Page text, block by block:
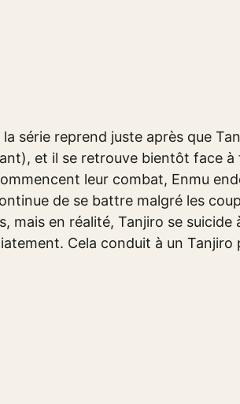
la série reprend juste après que
et il se retrouve bientôt face
leur combat, Enmu
de se battre malgré les
mais en réalité, Tanjiro se suicide
Cela conduit à un Tanjiro